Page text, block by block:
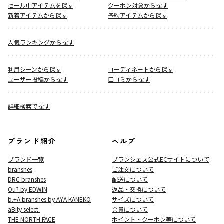
セール中アイテムを探す
クーポン対象から探す
新着アイテムから探す
予約アイテムから探す
人気ランキングから探す
利用シーンから探す
コーディネートから探す
ユーザー投稿から探す
口コミから探す
詳細検索で探す
ブランド紹介
ブランド一覧
branshes
DRC branshes
Ou? by EDWIN
b.+A branshes by AYA KANEKO
aBity select.
THE NORTH FACE
ヘルプ
ブランシェス公式ECサイトについて
ご注文について
配送について
返品・交換について
サイズについて
会員について
ポイント・クーポン等について